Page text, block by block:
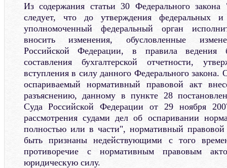
Из содержания статьи 30 Федерального закона
следует, что до утверждения федеральных и
уполномоченный федеральный орган
вносить изменения, обусловленные
Российской Федерации, в правила ведения
составления бухгалтерской отчетности,
вступления в силу данного Федерального закона.
оспариваемый нормативный правовой акт
разъяснению, данному в пункте 28
Суда Российской Федерации от 29 ноября
рассмотрения судами дел об оспаривании
полностью или в части", нормативный правовой
быть признаны недействующими с того
противоречие с нормативным правовым
юридическую силу.